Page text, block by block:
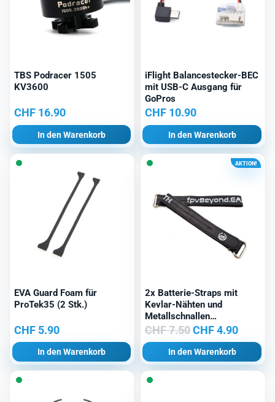
TBS Podracer 1505
KV3600
CHF 16.90
In den Warenkorb
iFlight Balancestecker-BEC
mit USB-C Ausgang für
GoPros
CHF10.90
In den Warenkorb
EVA Guard Foam für
ProTek35 (2 Stk.)
CHF 5.90
In den Warenkorb
AKTION!
2x Batterie-Straps mit
Kevlar-Nähten und
Metallschnallen
(16x250mm)
CHF7.50 Ursprünglicher
Preis
war:
CHF4.90
Preis
ist:
CHF
In den Warenkorb